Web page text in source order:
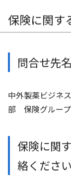
保険に関す
問合せ先
中外製薬ビジネ
部 保険グループ
保険に関
絡ください